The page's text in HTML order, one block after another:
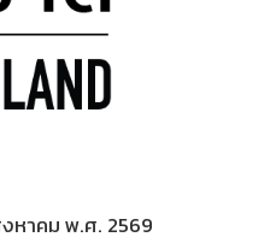
หาคม พ.ศ. 2569